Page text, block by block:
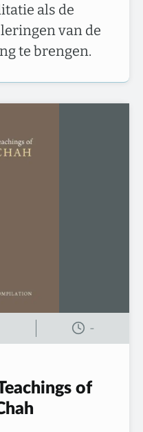
als de
van de
te brengen.
-
of